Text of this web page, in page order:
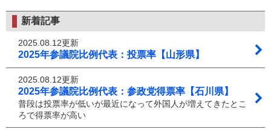
新着記事
2025.08.12更新
2025年参議院比例代表：投票率【山形県】
2025.08.12更新
2025年参議院比例代表：参政党得票率【石川県】
普段は投票率が低いが最近になって外国人が増えてきたとこ
ろで得票率が高い